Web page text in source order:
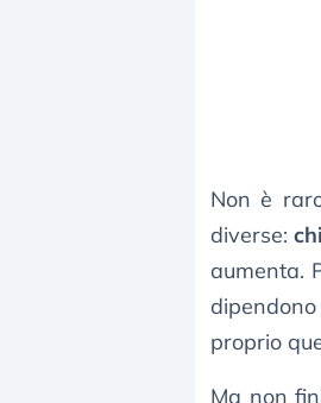
Non è
diverse:
aumenta.
proprio
Ma non